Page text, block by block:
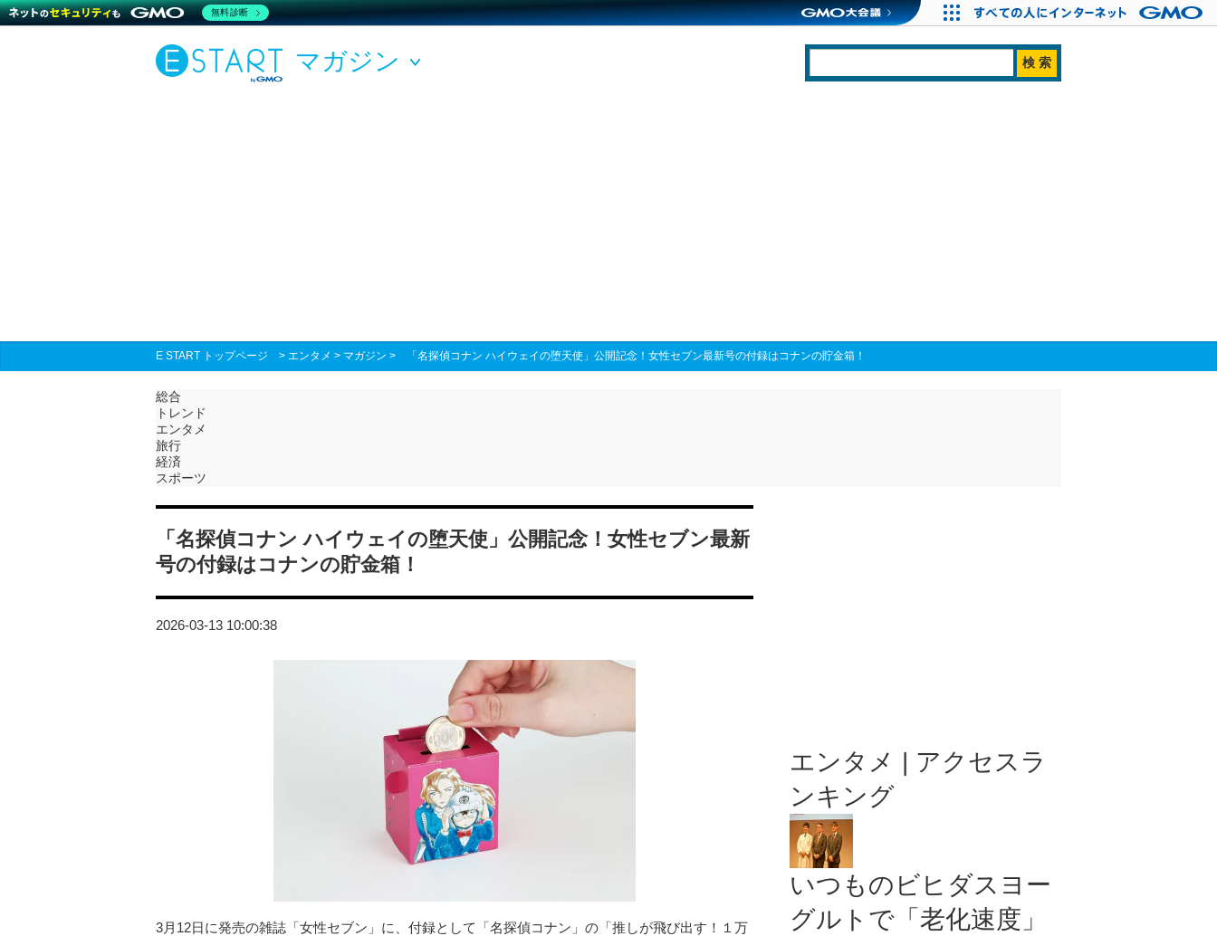
マガジン
E START トップページ > エンタメ > マガジン > 「名探偵コナン ハイウェイの堕天使」公開記念！女性セブン最新号の付録はコナンの貯金箱！
総合
トレンド
エンタメ
旅行
経済
スポーツ
「名探偵コナン ハイウェイの堕天使」公開記念！女性セブン最新
号の付録はコナンの貯金箱！
2026-03-13 10:00:38
3月12日に発売の雑誌「女性セブン」に、付録として「名探偵コナン」の「推しが飛び出す！１万
エンタメ | アクセスラ
ンキング
いつものビヒダスヨー
グルトで「老化速度」
無料診断